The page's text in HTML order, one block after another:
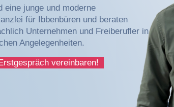
eine junge und moderne
für Ibbenbüren und beraten
Unternehmen und Freiberufler in
Angelegenheiten.
vereinbaren!